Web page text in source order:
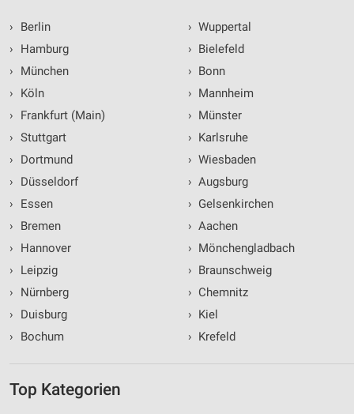
›
Berlin
›
Hamburg
›
München
›
Köln
›
Frankfurt (Main)
› Stuttgart
›
Dortmund
›
Düsseldorf
›
Essen
›
Bremen
›
Hannover
›
Leipzig
›
Nürnberg
›
Duisburg
›
Bochum
› Wuppertal
› Bielefeld
› Bonn
› Mannheim
› Münster
› Karlsruhe
› Wiesbaden
› Augsburg
› Gelsenkirchen
› Aachen
› Mönchengladbach
› Braunschweig
› Chemnitz
› Kiel
› Krefeld
Top Kategorien